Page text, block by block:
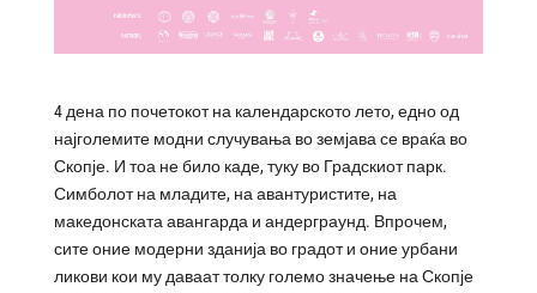
4 дена по почетокот на календарското лето, едно од
најголемите модни случувања во земјава се враќа во
Скопје. И тоа не било каде, туку во Градскиот парк.
Симболот на младите, на авантуристите, на
македонската авангарда и андерграунд. Впрочем,
сите оние модерни зданија во градот и оние урбани
ликови кои му даваат толку големо значење на Скопје